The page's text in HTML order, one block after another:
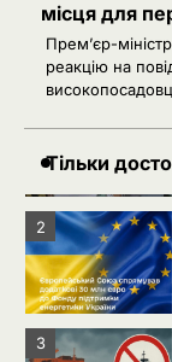
місця для
Прем’єр-
реакцію на
Тільки
5
1
2
3